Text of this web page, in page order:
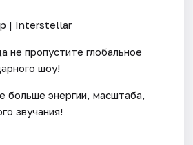
| Interstellar
не пропустите глобальное
шоу!
больше энергии, масштаба,
звучания!